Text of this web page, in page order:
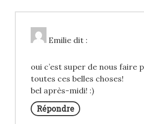
Emilie dit :
oui c’est super de nous faire
toutes ces belles choses!
bel après-midi! :)
Répondre